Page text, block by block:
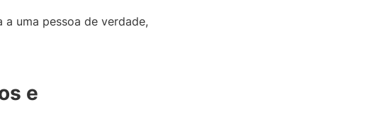
a uma pessoa de verdade,
e